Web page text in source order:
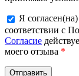
Я
соответствии с
Согласие
моего отзыва *